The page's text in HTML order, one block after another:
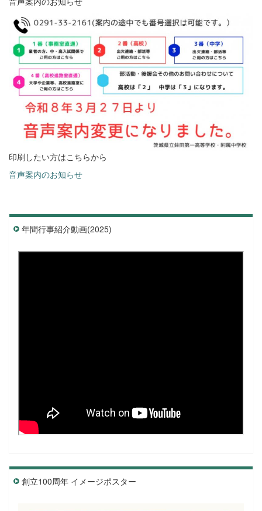
印刷したい方はこちらから
音声案内のお知らせ
年間行事紹介動画(2025)
創立100周年 イメージポスター